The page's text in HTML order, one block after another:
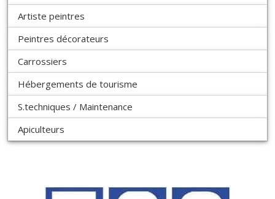
Artiste peintres
Peintres décorateurs
Carrossiers
Hébergements de tourisme
S.techniques / Maintenance
Apiculteurs